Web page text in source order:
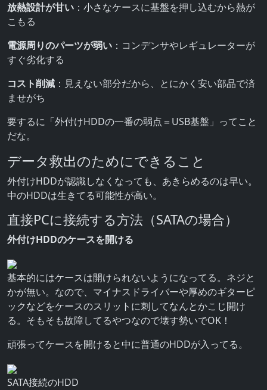
放熱設計が甘い ：小さなケースに基盤を押し込むから熱が
こもる
電源周りのパーツが弱い ：コンデンサやレギュレーターが
すぐ劣化する
コスト削減 ：見えない部分だから、とにかく安い部品で済
ませがち
要するに「外付けHDDの一番の弱点＝USB基盤」ってこと
だな。
データ救出のためにできること
外付けHDDが認識しなくなっても、あきらめるのは早い。
中のHDDは生きてる可能性が高い。
直接PCに接続する方法（SATAの場合）
外付けHDDのケースを開ける
基本的にはケースは開けられないようになってる。ネジと
かが無い。なので、マイナスドライバーや厚めのギターピ
ックなどをケースのスリットに刺してなんとかこじ開け
る。そもそも故障してるやつなので壊す勢いでOK！
頑張ってケースを開けると中に普通のHDDが入ってる。
SATA接続のHDD